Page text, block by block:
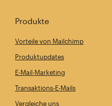
Produkte
Vorteile von Mailchimp
Produktupdates
E-Mail-Marketing
Transaktions-E-Mails
Vergleiche uns